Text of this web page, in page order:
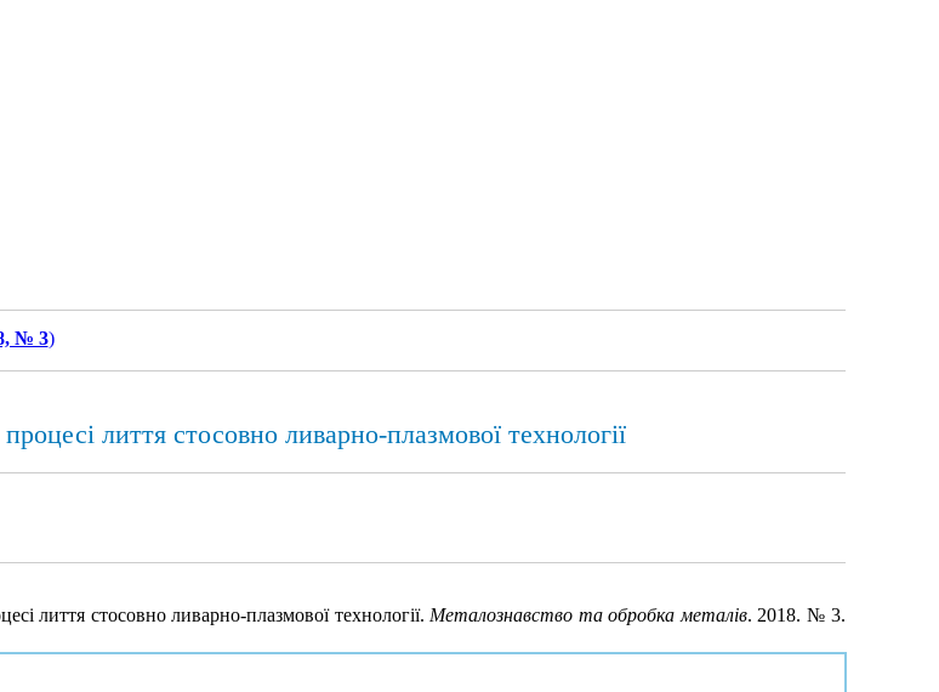
№ 3)
лиття стосовно ливарно-плазмової технології
лиття стосовно ливарно-плазмової технології. Металознавство та обробка металів. 2018. № 3.